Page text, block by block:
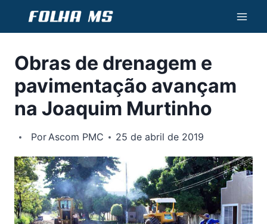
Conteúdo
Obras de drenagem e
pavimentação avançam
na Joaquim Murtinho
PorAscom PMC 25 de abril de 2019